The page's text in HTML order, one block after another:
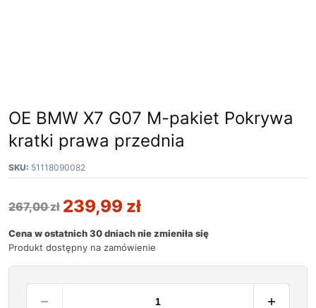
OE BMW X7 G07 M-pakiet Pokrywa
kratki prawa przednia
SKU: 51118090082
267,00zł 239,99 zł
Cena w ostatnich 30 dniach nie zmieniła się
Produkt dostępny na zamówienie